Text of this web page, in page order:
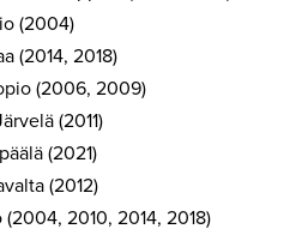
(2004)
(2014, 2018)
(2006, 2009)
(2011)
(2021)
(2012)
2010, 2014, 2018)